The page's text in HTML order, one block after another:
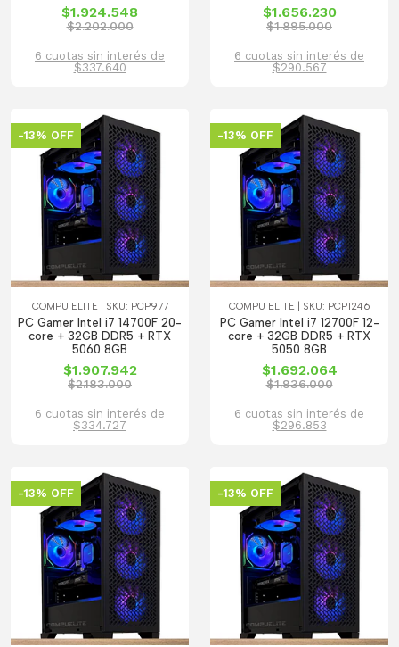
$1.924.548
$2.202.000
6 cuotas sin interés de
$337.640
$1.656.230
$1.895.000
6 cuotas sin interés de
$290.567
-13% OFF
COMPU ELITE | SKU: PCP977
PC Gamer Intel i7 14700F 20-
core + 32GB DDR5 + RTX
5060 8GB
$1.907.942
$2.183.000
6 cuotas sin interés de
$334.727
-13% OFF
COMPU ELITE | SKU: PCP1246
PC Gamer Intel i7 12700F 12-
core + 32GB DDR5 + RTX
5050 8GB
$1.692.064
$1.936.000
6 cuotas sin interés de
$296.853
-13% OFF -13% OFF